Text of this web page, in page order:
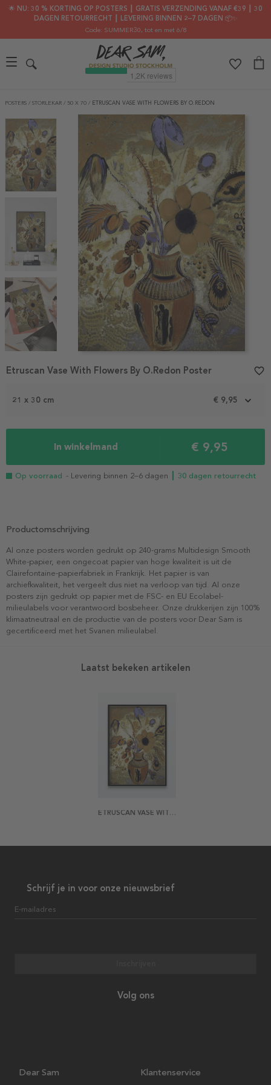
🌟 NU: 30 % KORTING OP POSTERS ┃ GRATIS VERZENDING VANAF €39 ┃ 30
DAGEN RETOURRECHT ┃ LEVERING BINNEN 2–7 DAGEN 📦✨
Code: SUMMER30, tot en met 6/8
POSTERS / STORLEKAR / 50 X 70 / ETRUSCAN VASE WITH FLOWERS BY O.REDON
1
21 x 30 cm € 9,95
In winkelmand € 9,95
Op voorraad - Levering binnen 2–6 dagen ┃ 30 dagen retourrecht
Etruscan Vase With Flowers By O.Redon Poster favorite_border
Productomschrijving
Al onze posters worden gedrukt op 240-grams Multidesign Smooth
White-papier, een ongecoat papier van hoge kwaliteit is uit de
Clairefontaine-papierfabriek in Frankrijk. Het papier is van
archiefkwaliteit, het vergeelt dus niet na verloop van tijd. Al onze
posters zijn gedrukt op papier met de FSC- en EU Ecolabel-
milieulabels voor verantwoord bosbeheer. Onze drukkerijen zijn 100%
klimaatneutraal en de productie van de posters voor Dear Sam is
gecertificeerd met het Svanen milieulabel.
Laatst bekeken artikelen
ETRUSCAN VASE WITH FLOWERS BY O.REDON POSTER
Schrijf je in voor onze nieuwsbrief
E-mailadres
Volg ons
Dear Sam Klantenservice